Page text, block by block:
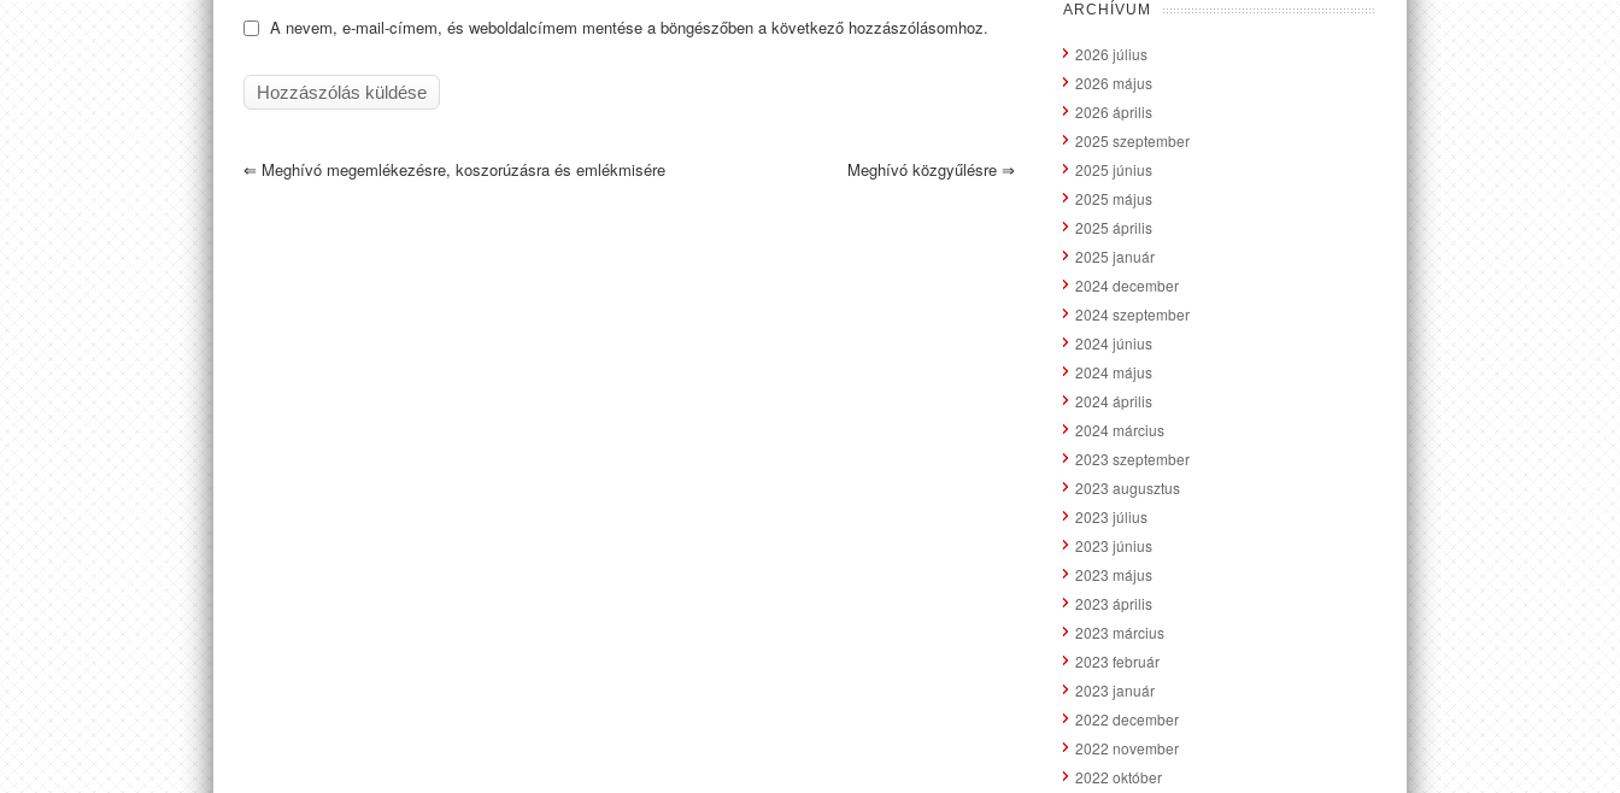
A nevem, e-mail-címem, és weboldalcímem mentése a böngészőben a következő hozzászólásomhoz.
⇐ Meghívó megemlékezésre, koszorúzásra és emlékmisére Meghívó közgyűlésre ⇒
ARCHÍVUM
2026 július
2026 május
2026 április
2025 szeptember
2025 június
2025 május
2025 április
2025 január
2024 december
2024 szeptember
2024 június
2024 május
2024 április
2024 március
2023 szeptember
2023 augusztus
2023 július
2023 június
2023 május
2023 április
2023 március
2023 február
2023 január
2022 december
2022 november
2022 október